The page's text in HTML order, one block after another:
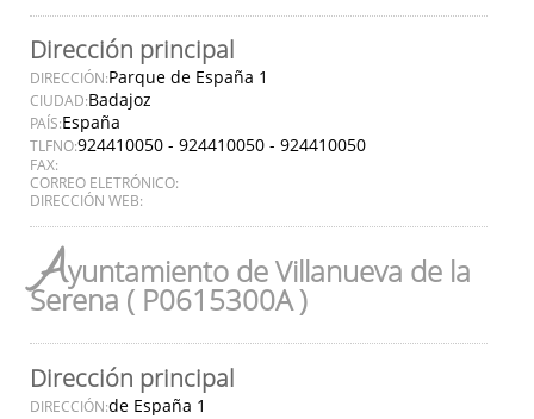
Dirección principal
DIRECCIÓN:Parque de España 1
CIUDAD:Badajoz
PAÍS:España
TLFNO:924410050 - 924410050 - 924410050
FAX:
CORREO ELETRÓNICO:
DIRECCIÓN WEB:
Ayuntamiento de Villanueva de la
Serena ( P0615300A )
Dirección principal
DIRECCIÓN:de España 1